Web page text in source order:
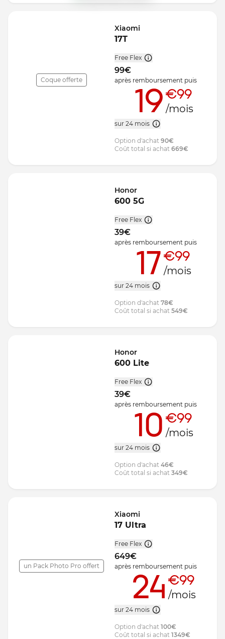
Coque offerte
Xiaomi
17T
Free Flex
99€
après remboursement puis
19 €99
/mois
sur 24 mois
Option d'achat 90€
Coût total si achat 669€
Honor
600 5G
Free Flex
39€
après remboursement puis
17 €99
/mois
sur 24 mois
Option d'achat 78€
Coût total si achat 549€
Honor
600 Lite
Free Flex
39€
après remboursement puis
10 €99
/mois
sur 24 mois
Option d'achat 46€
Coût total si achat 349€
un Pack Photo Pro offert
Xiaomi
17 Ultra
Free Flex
649€
après remboursement puis
24 €99
/mois
sur 24 mois
Option d'achat 100€
Coût total si achat 1349€